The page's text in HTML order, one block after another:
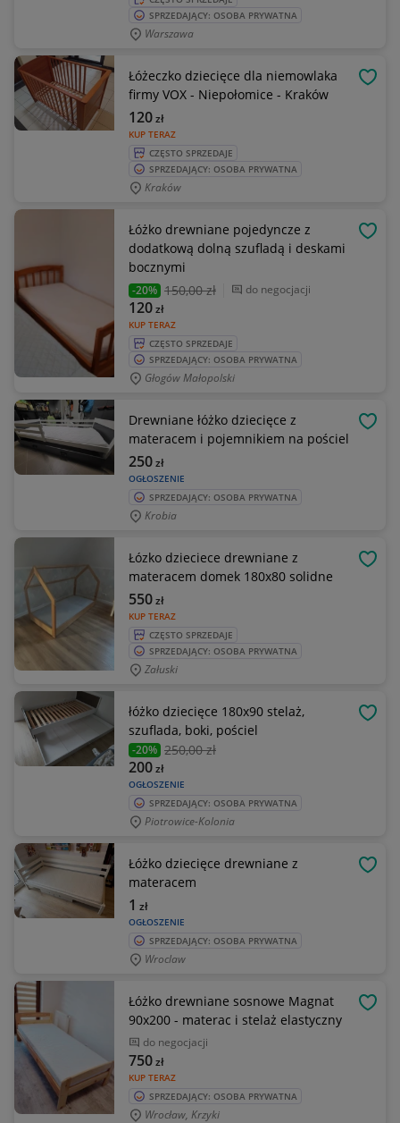
SPRZEDAJĄCY: OSOBA PRYWATNA
Warszawa
Łóżeczko dziecięce dla niemowlaka
firmy VOX - Niepołomice - Kraków
KUP TERAZ
120zł
CZĘSTO SPRZEDAJE
SPRZEDAJĄCY: OSOBA PRYWATNA
Kraków
Łóżko drewniane pojedyncze z
dodatkową dolną szufladą i deskami
bocznymi
-20% 150,00 zł do negocjacji
KUP TERAZ
120zł
CZĘSTO SPRZEDAJE
SPRZEDAJĄCY: OSOBA PRYWATNA
Głogów Małopolski
Drewniane łóżko dziecięce z
materacem i pojemnikiem na pościel
OGŁOSZENIE
250zł
SPRZEDAJĄCY: OSOBA PRYWATNA
Krobia
Łózko dzieciece drewniane z
materacem domek 180x80 solidne
KUP TERAZ
550zł
CZĘSTO SPRZEDAJE
SPRZEDAJĄCY: OSOBA PRYWATNA
Załuski
łóżko dziecięce 180x90 stelaż,
szuflada, boki, pościel
-20% 250,00 zł
OGŁOSZENIE
200zł
SPRZEDAJĄCY: OSOBA PRYWATNA
Piotrowice-Kolonia
Łóżko dziecięce drewniane z
materacem
OGŁOSZENIE
1 zł
SPRZEDAJĄCY: OSOBA PRYWATNA
Wroclaw
Łóżko drewniane sosnowe Magnat
90x200 - materac i stelaż elastyczny
do negocjacji
KUP TERAZ
750zł
SPRZEDAJĄCY: OSOBA PRYWATNA
Wrocław, Krzyki